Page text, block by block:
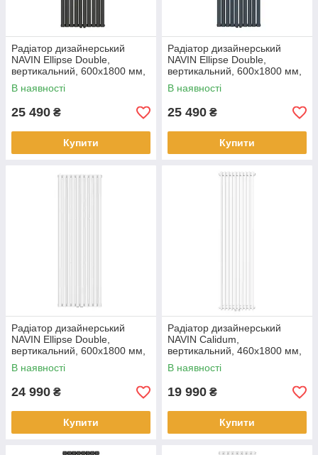
Радіатор дизайнерський
NAVIN Ellipse Double,
вертикальний, 600x1800 мм,
1915 Вт, нижнє підключення
50 мм, чорний муар
В наявності
25 490 ₴
Купити
Радіатор дизайнерський
NAVIN Ellipse Double,
вертикальний, 600x1800 мм,
1915 Вт, нижнє підключення
50 мм, антрацит
В наявності
25 490 ₴
Купити
Радіатор дизайнерський
NAVIN Ellipse Double,
вертикальний, 600x1800 мм,
1915 Вт, нижнє підключення
50 мм, білий
В наявності
24 990 ₴
Купити
Радіатор дизайнерський
NAVIN Calidum,
вертикальний, 460x1800 мм,
1657 Вт, нижнє підключення
50 мм, білий
В наявності
19 990 ₴
Купити